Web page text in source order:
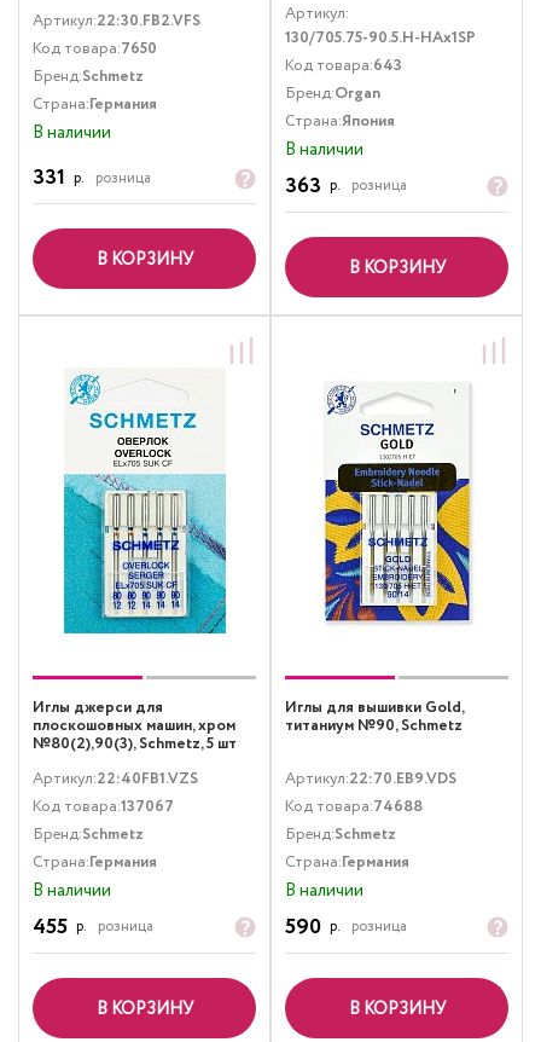
Артикул:22:30.FB2.VFS
Код товара:7650
Бренд:Schmetz
Страна:Германия
В наличии
331 р. розница
В КОРЗИНУ
Артикул:
130/705.75-90.5.H-HAx1SP
Код товара:643
Бренд:Organ
Страна:Япония
В наличии
363 р. розница
В КОРЗИНУ
Иглы джерси для
плоскошовных машин, хром
№80(2),90(3), Schmetz, 5 шт
Артикул:22:40FB1.VZS
Код товара:137067
Бренд:Schmetz
Страна:Германия
В наличии
455 р. розница
В КОРЗИНУ
Иглы для вышивки Gold,
титаниум №90, Schmetz
Артикул:22:70.EB9.VDS
Код товара:74688
Бренд:Schmetz
Страна:Германия
В наличии
590 р. розница
В КОРЗИНУ